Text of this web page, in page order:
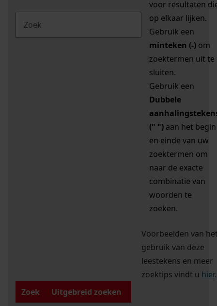
voor resultaten
op elkaar lijken.
Gebruik een
minteken (-) om
zoektermen uit te
sluiten.
Gebruik een
Dubbele
(" ") aan het begin
en einde van uw
zoektermen om
naar de exacte
combinatie van
woorden te
zoeken.
Voorbeelden van
gebruik van deze
leestekens en meer
zoektips vindt u hier.
Zoek
Uitgebreid zoeken